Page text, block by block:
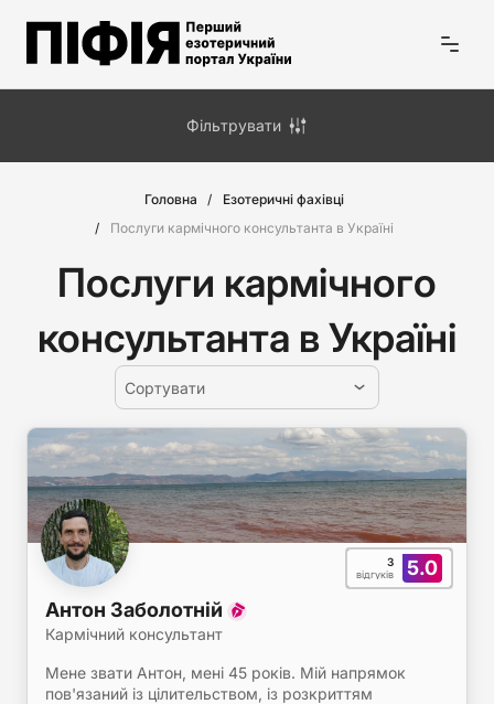
Головна
Езотеричні фахівці
Послуги кармічного консультанта в Україні
Послуги кармічного
консультанта в Україні
Сортувати
5.0
3
відгуків
Антон Заболотній
Кармічний консультант
Мене звати Антон, мені 45 років. Мій напрямок
пов'язаний із цілительством, із розкриттям
Фільтрувати